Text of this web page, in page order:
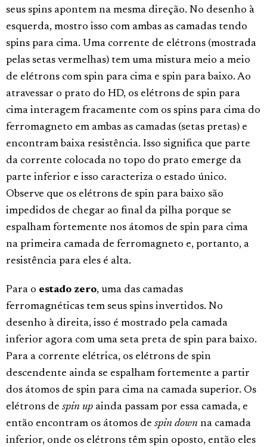
seus spins apontem na mesma direção. No desenho à
esquerda, mostro isso com ambas as camadas tendo
spins para cima. Uma corrente de elétrons (mostrada
pelas setas vermelhas) tem uma mistura meio a meio
de elétrons com spin para cima e spin para baixo. Ao
atravessar o prato do HD, os elétrons de spin para
cima interagem fracamente com os spins para cima do
ferromagneto em ambas as camadas (setas pretas) e
encontram baixa resistência. Isso significa que parte
da corrente colocada no topo do prato emerge da
parte inferior e isso caracteriza o estado único.
Observe que os elétrons de spin para baixo são
impedidos de chegar ao final da pilha porque se
espalham fortemente nos átomos de spin para cima
na primeira camada de ferromagneto e, portanto, a
resistência para eles é alta.
Para o estado zero, uma das camadas
ferromagnéticas tem seus spins invertidos. No
desenho à direita, isso é mostrado pela camada
inferior agora com uma seta preta de spin para baixo.
Para a corrente elétrica, os elétrons de spin
descendente ainda se espalham fortemente a partir
dos átomos de spin para cima na camada superior. Os
elétrons de spin up ainda passam por essa camada, e
então encontram os átomos de spin down na camada
inferior, onde os elétrons têm spin oposto, então eles